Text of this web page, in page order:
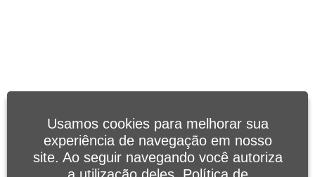
Usamos cookies para melhorar sua
experiência de navegação em nosso
site. Ao seguir navegando você autoriza